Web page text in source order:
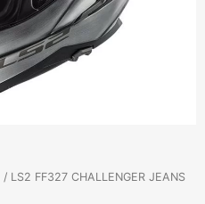
/ LS2 FF327 CHALLENGER JEANS